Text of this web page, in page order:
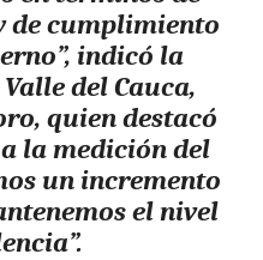
de cumplimiento
indicó la
del Cauca,
quien destacó
la medición del
un incremento
el nivel